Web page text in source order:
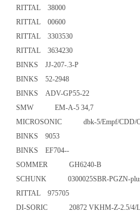
RITTAL 38000
RITTAL 00600
RITTAL 3303530
RITTAL 3634230
BINKS JJ-207-.3-P
BINKS 52-2948
BINKS ADV-GP55-22
SMW EM-A-5 34,7
MICROSONIC dbk-5/Empf/
BINKS 9053
BINKS EF704--
SOMMER GH6240-B
SCHUNK 0300025SBR-PGZN-
RITTAL 975705
DI-SORIC 20872 VKHM-Z-